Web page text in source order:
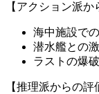
【アクション派か
海中施設で
潜水艦との
ラストの爆
【推理派からの評